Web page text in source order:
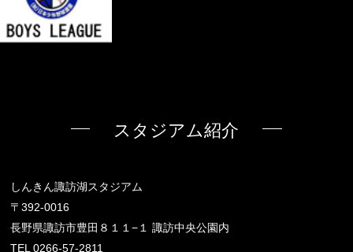
スタジアム紹介
しんきん諏訪湖スタジアム
〒392-0016
長野県諏訪市豊田８１１−１ 諏訪中央公園内
TEL 0266-57-2811